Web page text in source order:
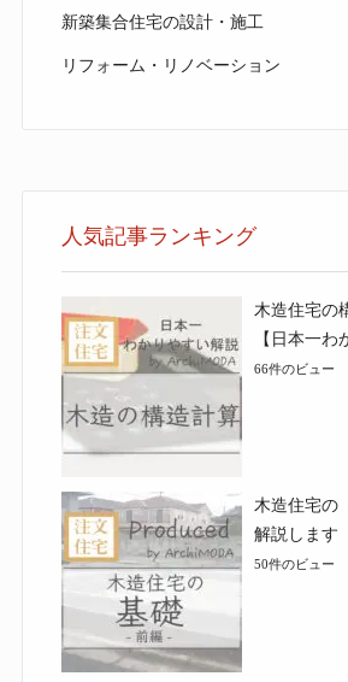
新築集合住宅の設計・施工
リフォーム・リノベーション
人気記事ランキング
木造住宅の
【日本一わ
66件のビュー
木造住宅の
解説します
50件のビュー